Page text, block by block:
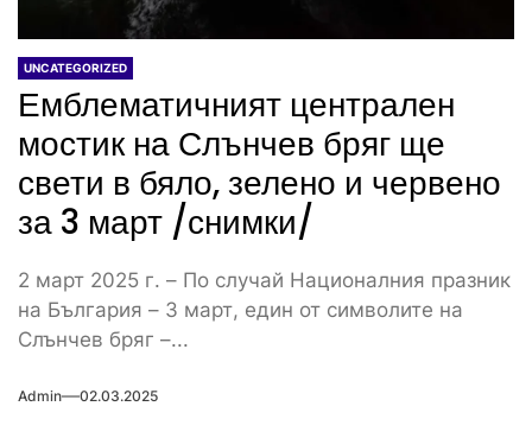
UNCATEGORIZED
Емблематичният централен
мостик на Слънчев бряг ще
свети в бяло, зелено и червено
за 3 март /снимки/
2 март 2025 г. – По случай Националния празник
на България – 3 март, един от символите на
Слънчев бряг –...
Admin 02.03.2025